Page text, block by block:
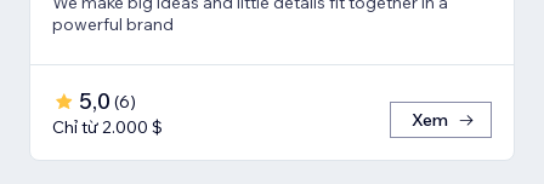
powerful brand
5,0 (6)
Chỉ từ 2.000 $
Xem